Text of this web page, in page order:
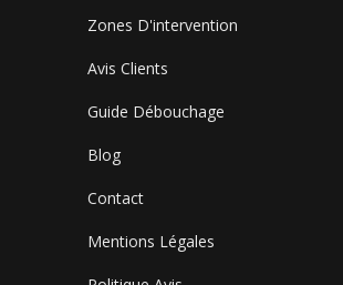
Zones D'intervention
Avis Clients
Guide Débouchage
Blog
Contact
Mentions Légales